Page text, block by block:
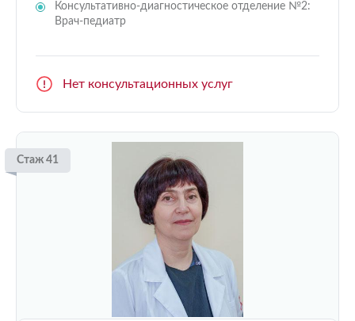
Консультативно-диагностическое отделение №2:
Врач-педиатр
Нет консультационных услуг
Стаж 41